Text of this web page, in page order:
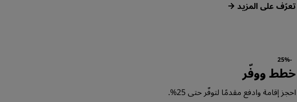
‏‫تعرّف على المزيد‬
-25%
خطط ووفّر
احجز إقامة وادفع مقدمًا لتوفّر حتى 25%.